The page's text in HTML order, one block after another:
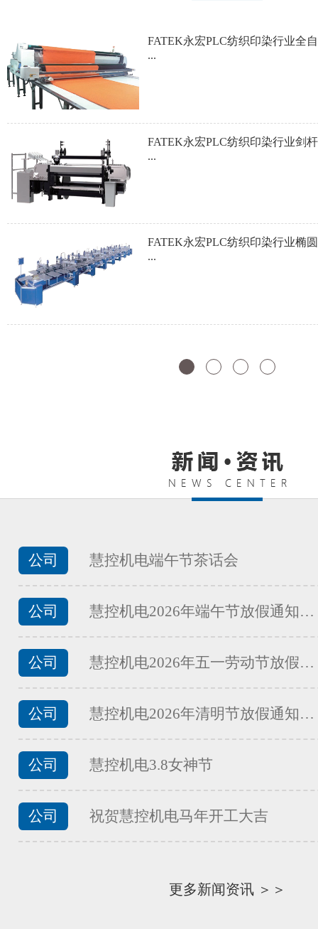
FATEK永宏PLC纺织印染行业椭
FATEK永宏PLC纺织印染行业渔
FATEK永宏PLC纺织印染行业工
FATEK永宏PLC纺织印染行业的
FATEK永宏PLC食品加工行业夹
FATEK永宏PLC食品加工行业馒
FATEK永宏PLC食品加工行业面
FATEK永宏PLC食品加工行业的
公司 慧控机电端午节茶话会
公司 慧控机电2026年端午节放假通知…
公司 慧控机电2026年五一劳动节放假…
公司 慧控机电2026年清明节放假通知…
公司 慧控机电3.8女神节
公司 祝贺慧控机电马年开工大吉
更多新闻资讯 ＞＞